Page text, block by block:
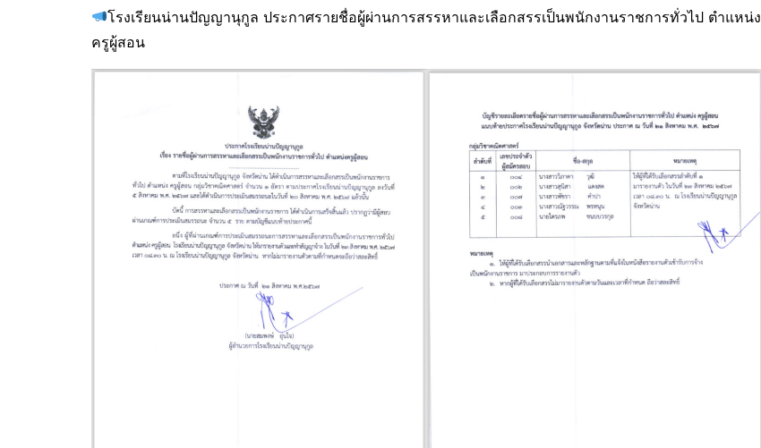
โรงเรียนน่านปัญญานุกูล ประกาศรายชื่อผู้ผ่านการสรรหาและเลือกสรรเป็นพนักงานราชการทั่วไป ตำแหน่ง
ครูผู้สอน